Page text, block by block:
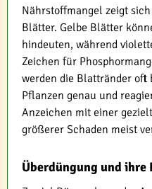
Nährstoffmangel zeigt
Blätter. Gelbe Blätter
hindeuten, während
Zeichen für
werden die Blattränder oft
Pflanzen genau und
Anzeichen mit einer
größerer Schaden meist
Überdüngung und ihre